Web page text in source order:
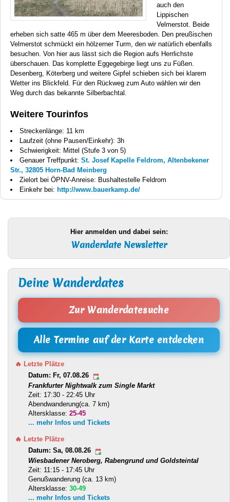
auch den
Lippischen
Velmerstot. Beide
erheben sich satte 465 m über dem Meeresboden. Den preußischen
Velmerstot schmückt ein hölzerner Turm, den wir natürlich ebenfalls
besuchen. Von hier aus lässt sich die Region aufs Herrlichste
überschauen. Das komplette Eggegebirge liegt uns zu Füßen.
Desenberg, Köterberg und weitere Gipfel schieben sich bei klarem
Wetter ins Blickfeld. Für den Rückweg zum Auto wählen wir den
Weg durch das bekannte Silberbachtal.
Weitere Tourinfos
Streckenlänge: 11 km
Laufzeit (ohne Pausen/Einkehr): 3h
Schwierigkeit: Mittel (Stufe 3 von 5)
Genauer Treffpunkt: St. Josef Kapelle Feldrom, Altenbekener
Str., 32805 Horn-Bad Meinberg
Zielort bei ÖPNV-Anreise: Bushaltestelle Feldrom
Einkehr bei: http://www.bauerkamp.de/
Hier anmelden und dabei sein:
Wanderdate Newsletter
Deine Wanderdates
Zur Wanderdatesuche
Alle Termine auf der Karte entdecken
🔥 Letzte Plätze
Datum: Fr, 07.08.26
Frankfurter Nightwalk zum Single Markt
Zeit: 17:30 - 22:45 Uhr
Abendwanderung(ca. 7 km)
Altersklasse: 25-45
... mehr Infos und Tickets
🔥 Letzte Plätze
Datum: Sa, 08.08.26
Wiesbadener Neroberg, Rabengrund und Goldsteintal
Zeit: 11:15 - 17:45 Uhr
Genußwanderung (ca. 13 km)
Altersklasse: 30-49
... mehr Infos und Tickets